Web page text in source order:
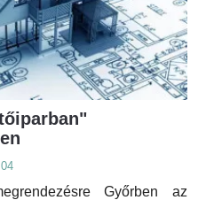
Győrben az